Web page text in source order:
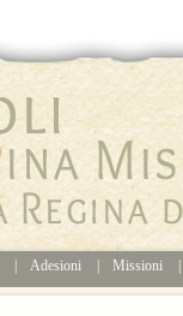
Adesioni Missioni